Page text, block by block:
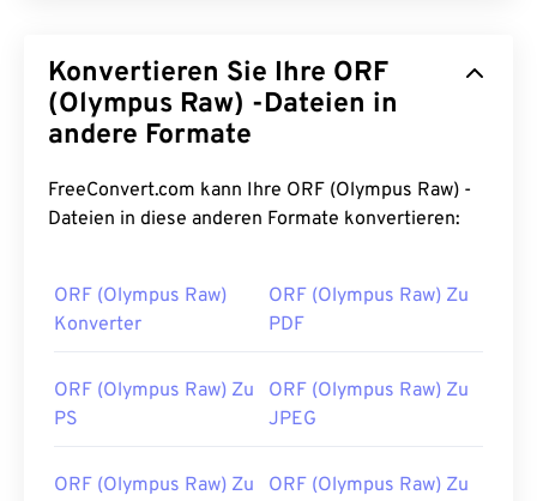
Konvertieren Sie Ihre ORF
(Olympus Raw) -Dateien in
andere Formate
FreeConvert.com kann Ihre ORF (Olympus Raw) -
Dateien in diese anderen Formate konvertieren:
ORF (Olympus Raw)
Konverter
ORF (Olympus Raw) Zu
PDF
ORF (Olympus Raw) Zu
PS
ORF (Olympus Raw) Zu
JPEG
ORF (Olympus Raw) Zu
ORF (Olympus Raw) Zu